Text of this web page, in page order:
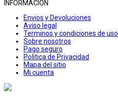
INFORMACION
Envios y Devoluciones
Aviso legal
Terminos y condiciones de uso
Sobre nosotros
Pago seguro
Politica de Privacidad
Mapa del sitio
Mi cuenta